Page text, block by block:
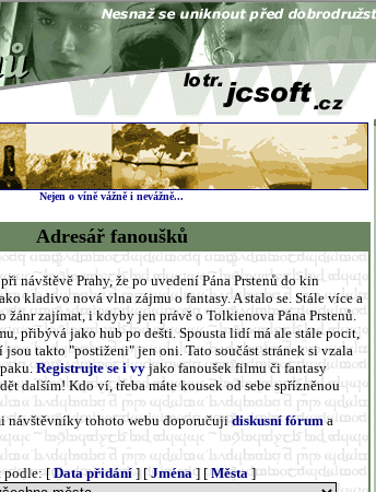
Nejen o víně vážně i nevážně...
Adresář fanoušků
návštěvě Prahy, že po uvedení Pána Prstenů do kin
kladivo nová vlna zájmu o fantasy. A stalo se. Stále více a
žánr zajímat, i kdyby jen právě o Tolkienova Pána Prstenů.
přibývá jako hub po dešti. Spousta lidí má ale stále pocit,
takto "postiženi" jen oni. Tato součást stránek si vzala
Registrujte se i vyjako fanoušek filmu či fantasy
dalším! Kdo ví, třeba máte kousek od sebe spřízněnou
návštěvníky tohoto webu doporučujidiskusní fóruma
podle: [Data přidání] [Jména] [Města]